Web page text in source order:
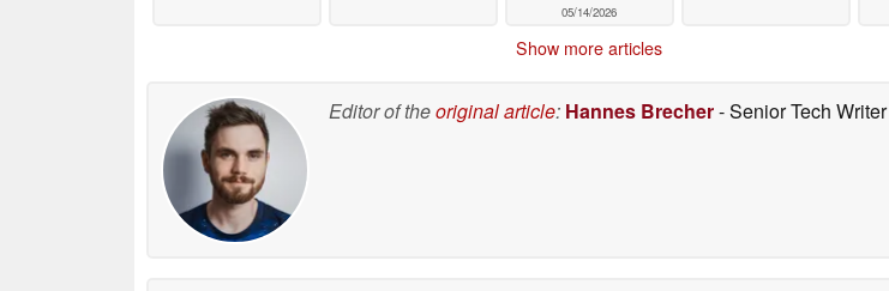
05/14/2026
Show more articles
Editor of theoriginal article: Hannes Brecher- Senior Tech Writer